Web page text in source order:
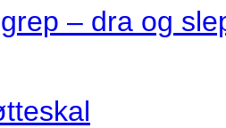
– dra og